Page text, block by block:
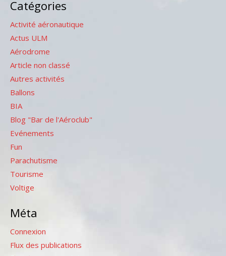
Catégories
Activité aéronautique
Actus ULM
Aérodrome
Article non classé
Autres activités
Ballons
BIA
Blog "Bar de l'Aéroclub"
Evénements
Fun
Parachutisme
Tourisme
Voltige
Méta
Connexion
Flux des publications